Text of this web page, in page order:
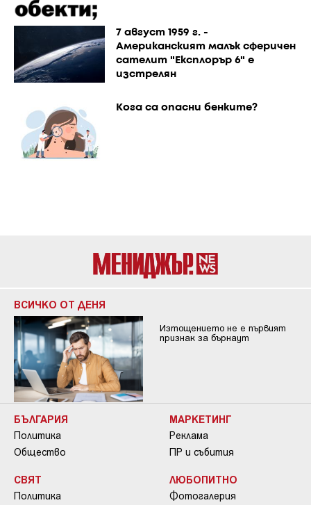
7 август 1959 г. -
Американският малък сферичен
сателит "Експлорър 6" е
изстрелян
Кога са опасни бенките?
ВСИЧКО ОТ ДЕНЯ
Изтощението не е първият
признак за бърнаут
БЪЛГАРИЯ
Политика
Общество
СВЯТ
Политика
МАРКЕТИНГ
Реклама
ПР и събития
ЛЮБОПИТНО
Фотогалерия